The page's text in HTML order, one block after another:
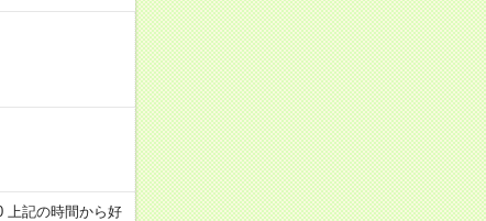
上記の時間から好